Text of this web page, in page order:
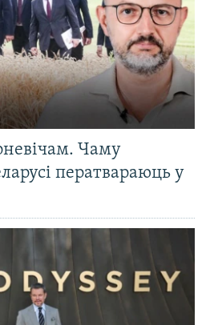
Чаму
ператвараюць у